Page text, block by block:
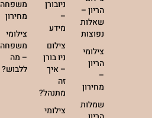
הריון –
שאלות
נפוצות
צילומי
הריון
–
מחירון
שמלות
ניובורן
–
מידע
צילום
ניו בורן
– איך
זה
מתנהל?
צילומי
משפחה
מחירון
צילומי
משפחה
– מה
ללבוש?